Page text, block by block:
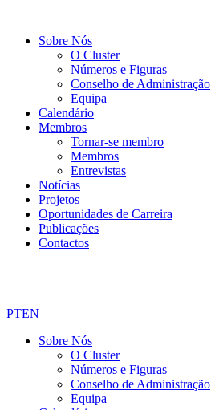
Sobre Nós
O Cluster
Números e Figuras
Conselho de Administração
Equipa
Calendário
Membros
Tornar-se membro
Membros
Entrevistas
Notícias
Projetos
Oportunidades de Carreira
Publicações
Contactos
PTEN
Sobre Nós
O Cluster
Números e Figuras
Conselho de Administração
Equipa